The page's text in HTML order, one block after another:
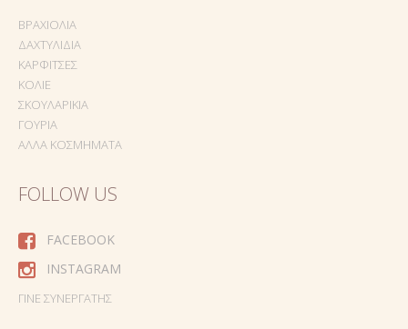
ΒΡΑΧΙΌΛΙΑ
ΔΑΧΤΥΛΊΔΙΑ
ΚΑΡΦΊΤΣΕΣ
ΚΟΛΙΈ
ΣΚΟΥΛΑΡΊΚΙΑ
ΓΟΎΡΙΑ
ΆΛΛΑ ΚΟΣΜΉΜΑΤΑ
FOLLOW US
FACEBOOK
INSTAGRAM
ΓΊΝΕ ΣΥΝΕΡΓΆΤΗΣ